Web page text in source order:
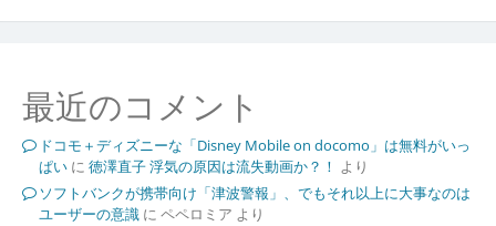
最近のコメント
ドコモ＋ディズニーな「Disney Mobile on docomo」は無料がいっ
ぱいに 徳澤直子 浮気の原因は流失動画か？！ より
ソフトバンクが携帯向け「津波警報」、でもそれ以上に大事なのは
ユーザーの意識に ペペロミア より